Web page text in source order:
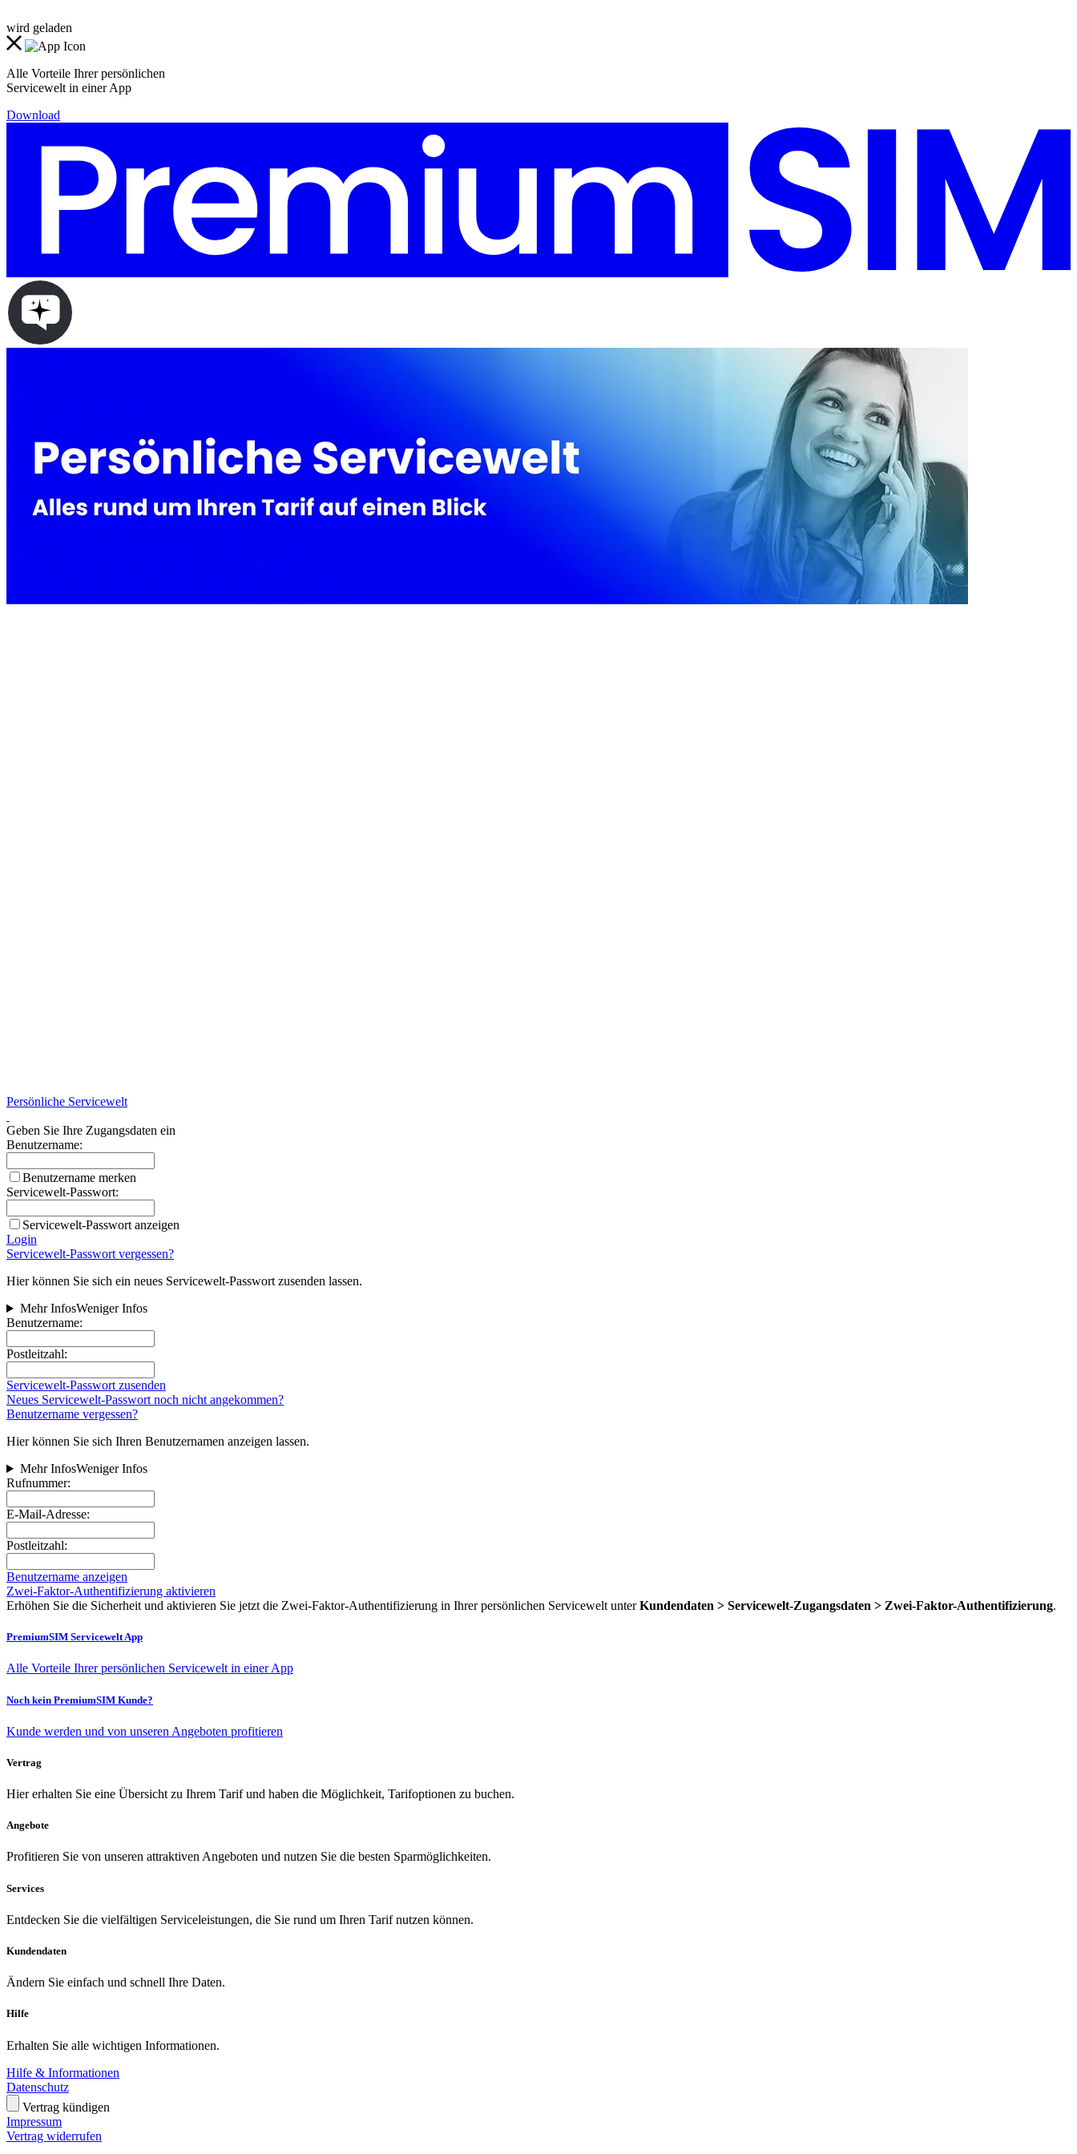
wird geladen
Alle Vorteile Ihrer persönlichen
Servicewelt in einer App
Download
Persönliche Servicewelt
Geben Sie Ihre Zugangsdaten ein
Benutzername:
Benutzername merken
Servicewelt-Passwort:
Servicewelt-Passwort anzeigen
Login
Servicewelt-Passwort vergessen?
Hier können Sie sich ein neues Servicewelt-Passwort zusenden lassen.
Mehr InfosWeniger Infos
Benutzername:
Postleitzahl:
Servicewelt-Passwort zusenden
Neues Servicewelt-Passwort noch nicht angekommen?
Benutzername vergessen?
Hier können Sie sich Ihren Benutzernamen anzeigen lassen.
Mehr InfosWeniger Infos
Rufnummer:
E-Mail-Adresse:
Postleitzahl:
Benutzername anzeigen
Zwei-Faktor-Authentifizierung aktivieren
Erhöhen Sie die Sicherheit und aktivieren Sie jetzt die Zwei‑Faktor‑Authentifizierung in Ihrer persönlichen Servicewelt unterKundendaten > Servicewelt-Zugangsdaten > Zwei-Faktor-Authentifizierung.
PremiumSIM Servicewelt App
Alle Vorteile Ihrer persönlichen Servicewelt in einer App
Noch kein PremiumSIM Kunde?
Kunde werden und von unseren Angeboten profitieren
Vertrag
Hier erhalten Sie eine Übersicht zu Ihrem Tarif und haben die Möglichkeit, Tarifoptionen zu buchen.
Angebote
Profitieren Sie von unseren attraktiven Angeboten und nutzen Sie die besten Sparmöglichkeiten.
Services
Entdecken Sie die vielfältigen Serviceleistungen, die Sie rund um Ihren Tarif nutzen können.
Kundendaten
Ändern Sie einfach und schnell Ihre Daten.
Hilfe
Erhalten Sie alle wichtigen Informationen.
Hilfe & Informationen
Datenschutz
Vertrag kündigen
Impressum
Vertrag widerrufen